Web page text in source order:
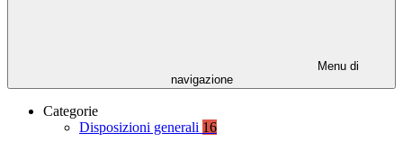
Menu di
navigazione
Categorie
Disposizioni generali 16